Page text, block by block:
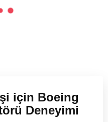
için Boeing
Deneyimi